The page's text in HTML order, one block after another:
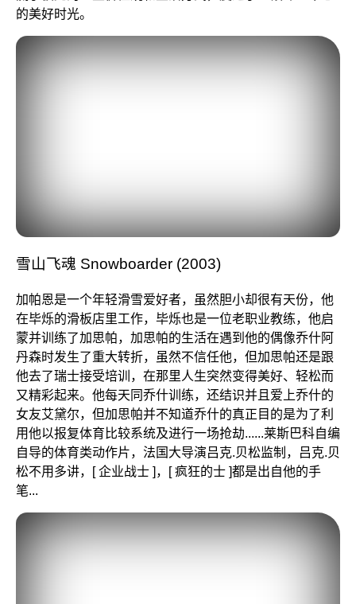
的美好时光。
雪山飞魂 Snowboarder (2003)
加帕恩是一个年轻滑雪爱好者，虽然胆小却很有天份，他
在毕烁的滑板店里工作，毕烁也是一位老职业教练，他启
蒙并训练了加思帕，加思帕的生活在遇到他的偶像乔什阿
丹森时发生了重大转折，虽然不信任他，但加思帕还是跟
他去了瑞士接受培训，在那里人生突然变得美好、轻松而
又精彩起来。他每天同乔什训练，还结识并且爱上乔什的
女友艾黛尔，但加思帕并不知道乔什的真正目的是为了利
用他以报复体育比较系统及进行一场抢劫......莱斯巴科自编
自导的体育类动作片，法国大导演吕克.贝松监制，吕克.贝
松不用多讲，[ 企业战士 ]，[ 疯狂的士 ]都是出自他的手
笔...